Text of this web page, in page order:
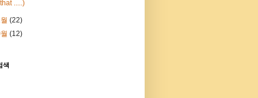
that .....)
월(22)
월(12)
색